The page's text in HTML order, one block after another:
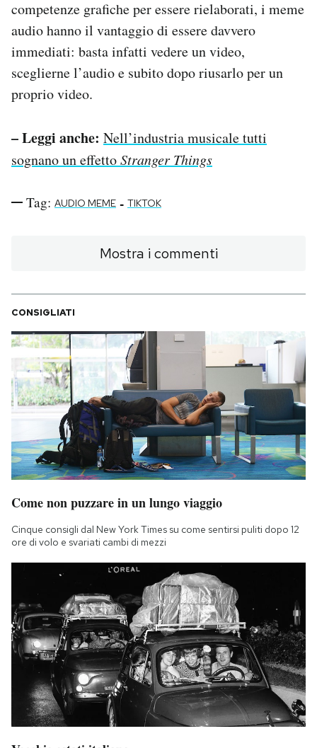
competenze grafiche per essere rielaborati, i meme
audio hanno il vantaggio di essere davvero
immediati: basta infatti vedere un video,
sceglierne l’audio e subito dopo riusarlo per un
proprio video.
– Leggi anche: Nell’industria musicale tutti
sognano un effettoStranger Things
Tag: AUDIO MEME - TIKTOK
Mostra i commenti
CONSIGLIATI
Come non puzzare in un lungo viaggio
Cinque consigli dal New York Times su come sentirsi puliti dopo 12
ore di volo e svariati cambi di mezzi